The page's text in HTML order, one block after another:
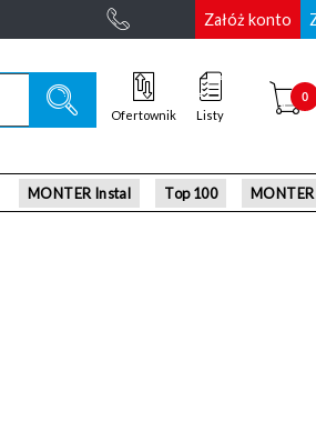
Załóż konto
0
Ofertownik Listy
MONTER Instal Top 100